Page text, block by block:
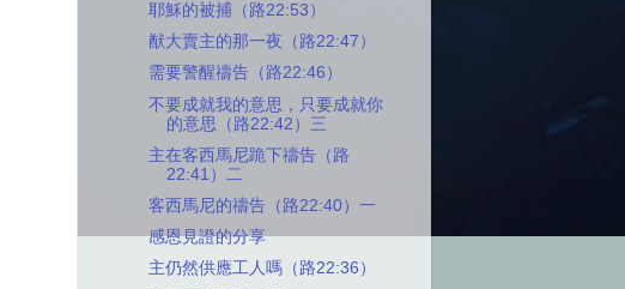
耶穌的被捕（路22:53）
猷大賣主的那一夜（路22:47）
需要警醒禱告（路22:46）
不要成就我的意思，只要成就你
的意思（路22:42）三
主在客西馬尼跪下禱告（路
22:41）二
客西馬尼的禱告（路22:40）一
感恩見證的分享
主仍然供應工人嗎（路22:36）